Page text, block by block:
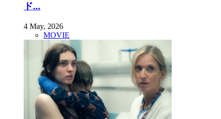
ド...
4 May, 2026
MOVIE